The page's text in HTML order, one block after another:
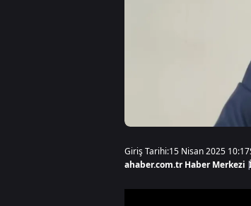
Giriş Tarihi:15 Nisan 2025 10:17
ahaber.com.tr Haber Merkezi |